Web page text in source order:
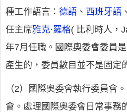
種工作語言： 德語 、 西班牙語 、
任主席雅克·羅格( 比利時人，
年7月任職。國際奧委會委員
產生的，委員數目並不是固定
（2）國際奧委會執行委員會。
會。處理國際奧委會日常事務